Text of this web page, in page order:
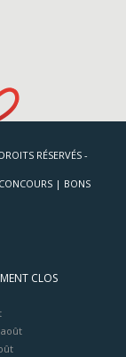
RÉSERVÉS -
| BONS
CLOS